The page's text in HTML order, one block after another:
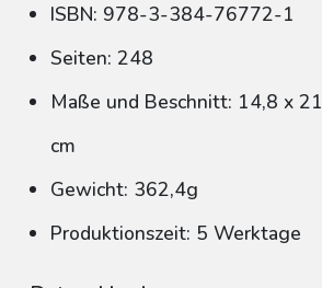
ISBN: 978-3-384-76772-1
Seiten: 248
Maße und Beschnitt: 14,8 x 21
cm
Gewicht: 362,4g
Produktionszeit: 5 Werktage